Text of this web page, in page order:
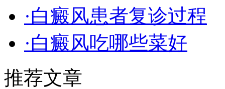
·白癜风患者复诊过程
·白癜风吃哪些菜好
推荐文章